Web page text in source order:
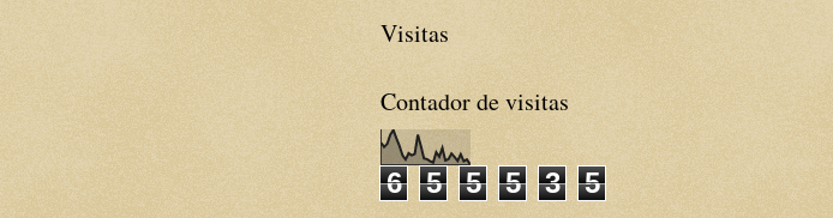
Visitas
Contador de visitas
6 5 5 5 3 5